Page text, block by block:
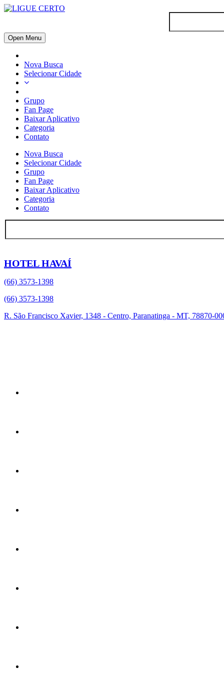
Open Menu
Nova Busca
Selecionar Cidade
Grupo
Fan Page
Baixar Aplicativo
Categoria
Contato
Nova Busca
Selecionar Cidade
Grupo
Fan Page
Baixar Aplicativo
Categoria
Contato
HOTEL HAVAÍ
(66) 3573-1398
(66) 3573-1398
R. São Francisco Xavier, 1348 - Centro, Paranatinga - MT, 78870-